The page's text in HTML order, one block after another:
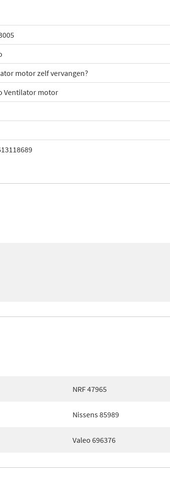
motor zelf vervangen?
Ventilator motor
NRF 47965
Nissens 85989
Valeo 696376